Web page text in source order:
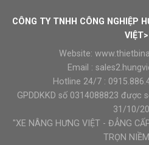
CÔNG TY TNHH CÔNG NGHIỆP
VIỆT>
Website:
Email :
Hotline 24/7 :
GPDDKKD số 0314088823 được
31/10/
"XE NÂNG HƯNG VIỆT - ĐẲNG
TRỌN